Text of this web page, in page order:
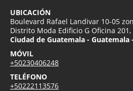
UBICACIÓN
Boulevard Rafael Landivar 10-05
Distrito Moda Edificio G Oficina
Ciudad de Guatemala - Guatemala
MÓVIL
+50230406248
TELÉFONO
+50222113576